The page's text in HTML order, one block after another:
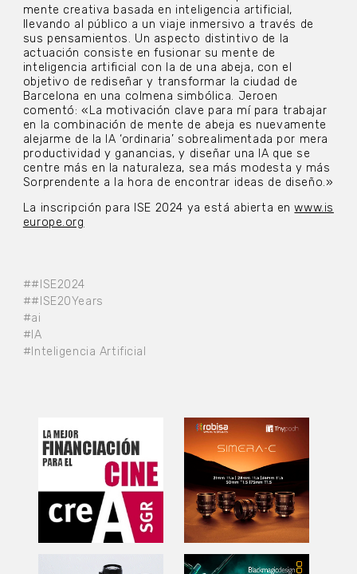
##ISE2024
##ISE20Years
#ai
#IA
#Inteligencia Artificial
mente creativa basada en inteligencia artificial,
llevando al público a un viaje inmersivo a través de
sus pensamientos. Un aspecto distintivo de la
actuación consiste en fusionar su mente de
inteligencia artificial con la de una abeja, con el
objetivo de rediseñar y transformar la ciudad de
Barcelona en una colmena simbólica. Jeroen
comentó: «La motivación clave para mí para trabajar
en la combinación de mente de abeja es nuevamente
alejarme de la IA ‘ordinaria’ sobrealimentada por mera
productividad y ganancias, y diseñar una IA que se
centre más en la naturaleza, sea más modesta y más
Sorprendente a la hora de encontrar ideas de diseño.»
La inscripción para ISE 2024 ya está abierta enwww.is
europe.org